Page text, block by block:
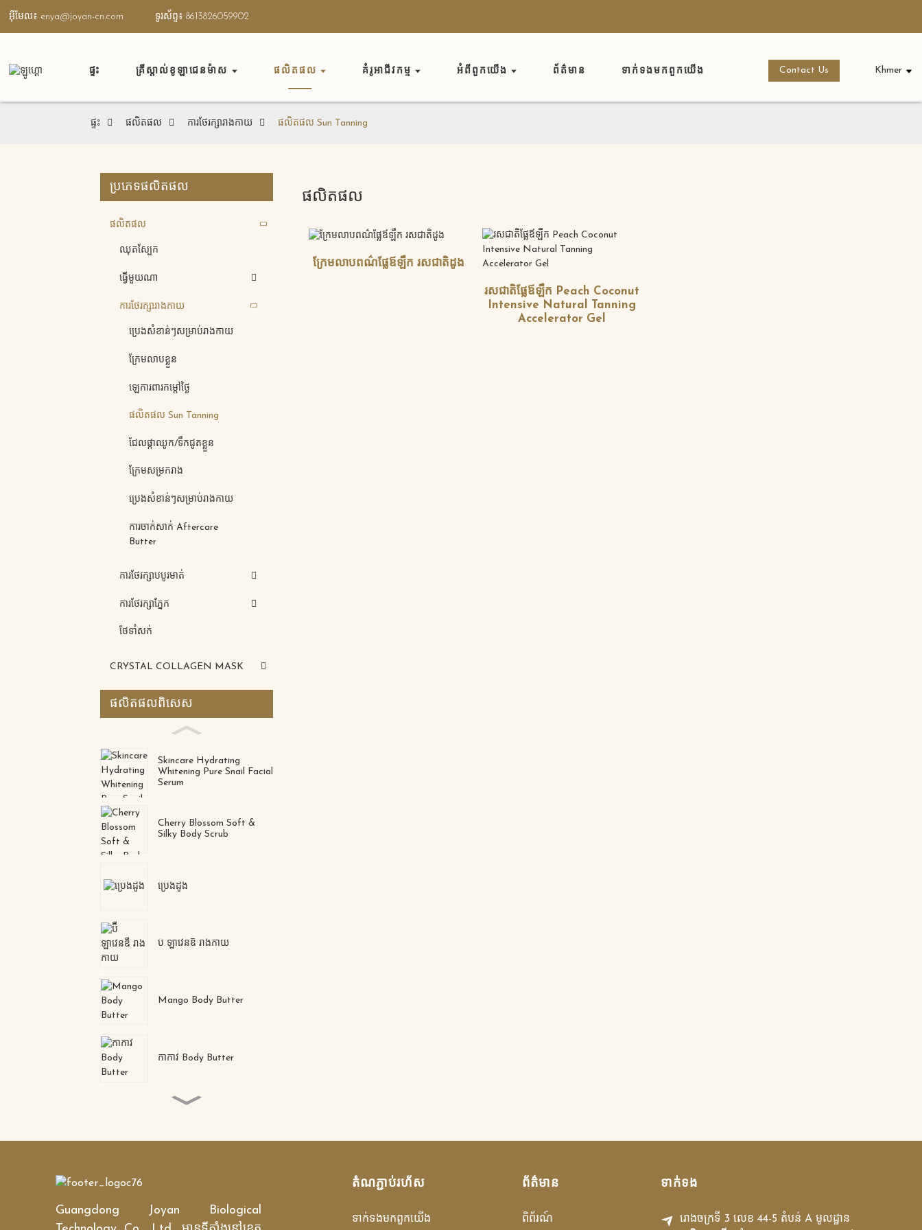
អ៊ីមែល៖ enya@joyan-cn.com ទូរស័ព្ទ៖ 8613826059902
ផ្ទះ គ្រីស្តាល់ខូឡាជេនម៉ាស ផលិតផល គំរូអាជីវកម្ម អំពី​ពួក​យើង ព័ត៌មាន ទាក់ទង​មក​ពួក​យើង Contact Us Khmer
ផ្ទះ ផលិតផល ការថែរក្សារាងកាយ ផលិតផល Sun Tanning
ប្រភេទផលិតផល
ផលិតផល
ឈុតស្បែក
ធ្វើ​មួយ​ណា
ការថែរក្សារាងកាយ
ប្រេងសំខាន់ៗសម្រាប់រាងកាយ
ក្រែមលាបខ្លួន
ឡេការពារកម្តៅថ្ងៃ
ផលិតផល Sun Tanning
ជែលផ្កាឈូក/ទឹកជូតខ្លួន
ក្រែមសម្រករាង
ប្រេងសំខាន់ៗសម្រាប់រាងកាយ
ការចាក់សាក់ Aftercare
Butter
ការថែរក្សាបបូរមាត់
ការថែរក្សាភ្នែក
ថែទាំ​សក់
CRYSTAL COLLAGEN MASK
ផលិតផល​ពិសេស
Skincare Hydrating
Whitening Pure Snail Facial
Serum
Cherry Blossom Soft &
Silky Body Scrub
ប្រេងដូង
ប៊ឺ ឡាវេនឌឺ រាងកាយ
Mango Body Butter
កាកាវ Body Butter
Pore ​​reducer 0il-control
Nourishing Deep
ផលិតផល
ក្រែមលាបពណ៌ផ្លែឪឡឹក រសជាតិដូង
រសជាតិផ្លែឪឡឹក Peach Coconut
Intensive Natural Tanning
Accelerator Gel
Guangdong Joyan Biological
តំណ​ភ្ជាប់​រហ័ស
ទាក់ទង​មក​ពួក​យើង
ព័ត៌មាន
ពិព័រណ៍
ទាក់ទង
រោងចក្រទី 3 លេខ 44-5 តំបន់ A មូលដ្ឋាន